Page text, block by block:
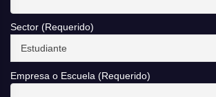
Sector (Requerido)
Empresa o Escuela (Requerido)